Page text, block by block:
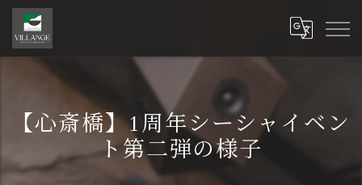
【心斎橋】1周年シーシャイベン
ト第二弾の様子